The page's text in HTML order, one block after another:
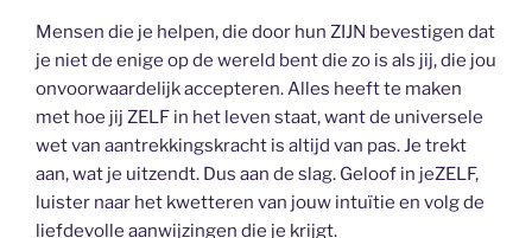
Mensen die je helpen, die door hun ZIJN bevestigen dat
je niet de enige op de wereld bent die zo is als jij, die jou
onvoorwaardelijk accepteren. Alles heeft te maken
met hoe jij ZELF in het leven staat, want de universele
wet van aantrekkingskracht is altijd van pas. Je trekt
aan, wat je uitzendt. Dus aan de slag. Geloof in jeZELF,
luister naar het kwetteren van jouw intuïtie en volg de
liefdevolle aanwijzingen die je krijgt.